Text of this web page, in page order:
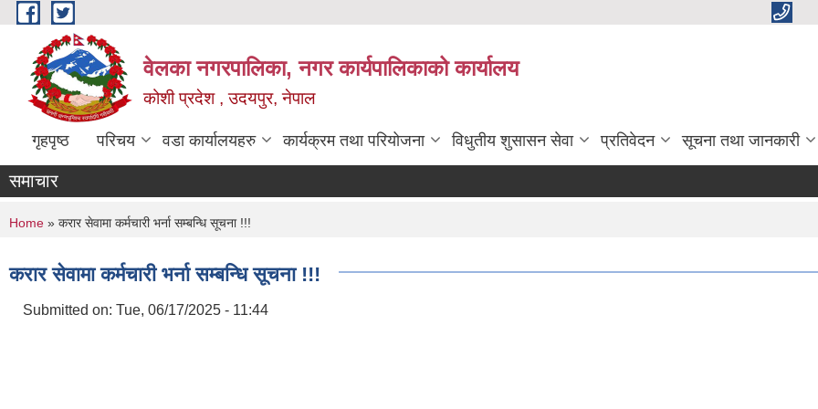
Skip to main content
वेलका नगरपालिका, नगर कार्यपालिकाको कार्यालय
कोशी प्रदेश , उदयपुर, नेपाल
गृहपृष्ठ परिचय वडा कार्यालयहरु कार्यक्रम तथा परियोजना विधुतीय शुसासन सेवा प्रतिवेदन सूचना तथा जानकारी
समाचार
You are here
Home » करार सेवामा कर्मचारी भर्ना सम्बन्धि सूचना !!!
करार सेवामा कर्मचारी भर्ना सम्बन्धि सूचना !!!
Submitted on: Tue, 06/17/2025 - 11:44